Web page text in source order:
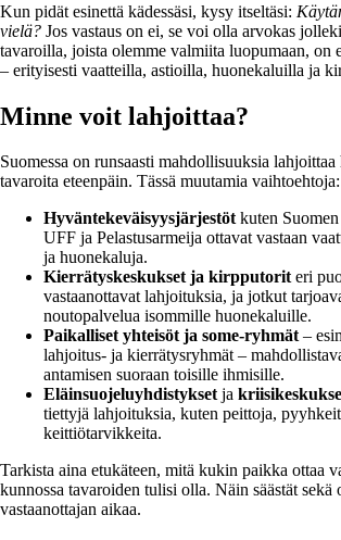
Kun pidät esinettä kädessäsi, kysy itseltäsi:
vielä? Jos vastaus on ei, se voi olla arvokas
tavaroilla, joista olemme valmiita luopumaan, on
– erityisesti vaatteilla, astioilla, huonekaluilla ja
Minne voit lahjoittaa?
Suomessa on runsaasti mahdollisuuksia
tavaroita eteenpäin. Tässä muutamia vaihtoehtoja:
Hyväntekeväisyysjärjestötkuten
UFF ja Pelastusarmeija ottavat vastaan
ja huonekaluja.
Kierrätyskeskukset ja kirpputoriteri
vastaanottavat lahjoituksia, ja jotkut
noutopalvelua isommille huonekaluille.
Paikalliset yhteisöt ja some-ryhmät–
lahjoitus- ja kierrätysryhmät –
antamisen suoraan toisille ihmisille.
Eläinsuojeluyhdistyksetja
tiettyjä lahjoituksia, kuten peittoja,
keittiötarvikkeita.
Tarkista aina etukäteen, mitä kukin paikka ottaa
kunnossa tavaroiden tulisi olla. Näin säästät sekä
vastaanottajan aikaa.